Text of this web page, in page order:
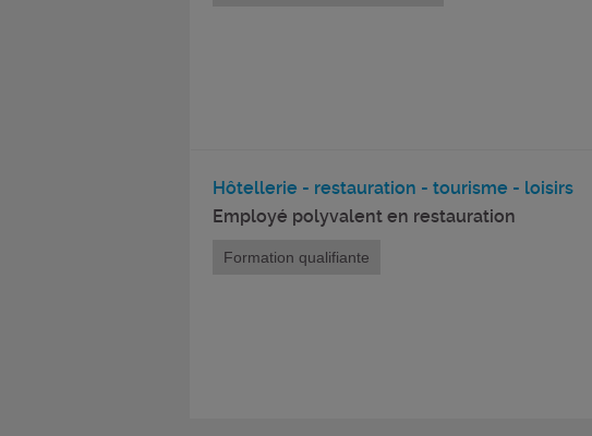
Hôtellerie - restauration - tourisme - loisirs
Employé polyvalent en restauration
Formation qualifiante